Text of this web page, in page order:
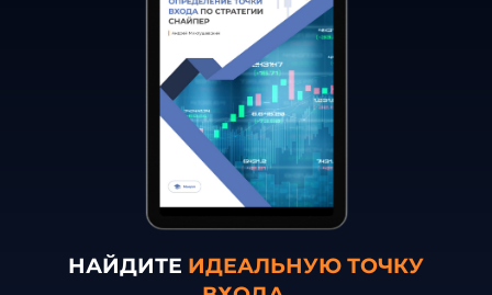
НАЙДИТЕ ИДЕАЛЬНУЮ ТОЧКУ